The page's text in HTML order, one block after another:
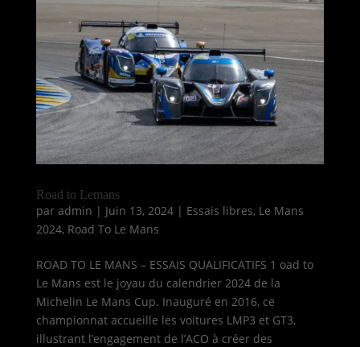
Road to Lemans
par admin | Juin 13, 2024| Essais libres, Le Mans
2024, Road To Le Mans
ROAD TO LE MANS – ESSAIS QUALIFICATIFS 1 oad to
Le Mans est le joyau du calendrier 2024 de la
Michelin Le Mans Cup. Inauguré en 2016, ce
championnat accueille les voitures LMP3 et GT3,
illustrant l’engagement de l’ACO à créer des